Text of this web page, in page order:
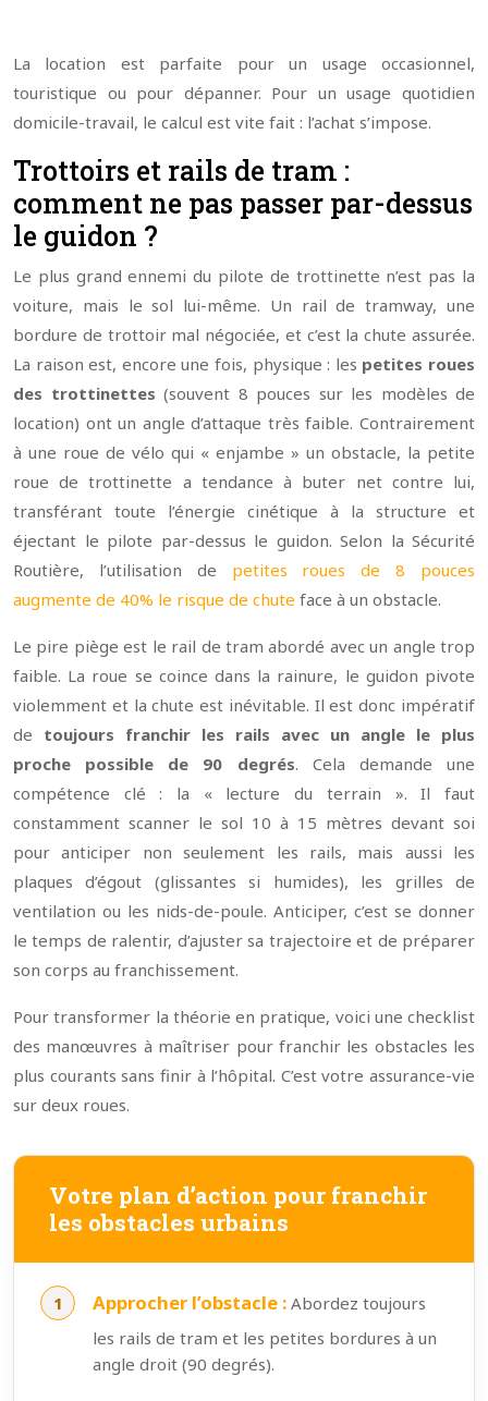
La location est parfaite pour un usage occasionnel,
touristique ou pour dépanner. Pour un usage quotidien
domicile-travail, le calcul est vite fait : l’achat s’impose.
Trottoirs et rails de tram :
comment ne pas passer par-dessus
le guidon ?
Le plus grand ennemi du pilote de trottinette n’est pas la
voiture, mais le sol lui-même. Un rail de tramway, une
bordure de trottoir mal négociée, et c’est la chute assurée.
La raison est, encore une fois, physique : les petites roues
des trottinettes (souvent 8 pouces sur les modèles de
location) ont un angle d’attaque très faible. Contrairement
à une roue de vélo qui « enjambe » un obstacle, la petite
roue de trottinette a tendance à buter net contre lui,
transférant toute l’énergie cinétique à la structure et
éjectant le pilote par-dessus le guidon. Selon la Sécurité
Routière, l’utilisation de petites roues de 8 pouces
augmente de 40% le risque de chute face à un obstacle.
Le pire piège est le rail de tram abordé avec un angle trop
faible. La roue se coince dans la rainure, le guidon pivote
violemment et la chute est inévitable. Il est donc impératif
de toujours franchir les rails avec un angle le plus
proche possible de 90 degrés. Cela demande une
compétence clé : la « lecture du terrain ». Il faut
constamment scanner le sol 10 à 15 mètres devant soi
pour anticiper non seulement les rails, mais aussi les
plaques d’égout (glissantes si humides), les grilles de
ventilation ou les nids-de-poule. Anticiper, c’est se donner
le temps de ralentir, d’ajuster sa trajectoire et de préparer
son corps au franchissement.
Pour transformer la théorie en pratique, voici une checklist
des manœuvres à maîtriser pour franchir les obstacles les
plus courants sans finir à l’hôpital. C’est votre assurance-vie
sur deux roues.
Votre plan d’action pour franchir
les obstacles urbains
Approcher l’obstacle : Abordez toujours
les rails de tram et les petites bordures à un
angle droit (90 degrés).